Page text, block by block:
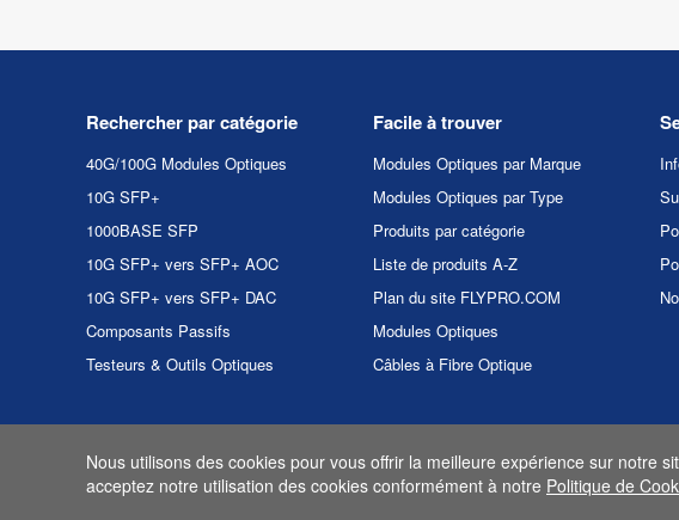
Rechercher par catégorie
40G/100G Modules Optiques
10G SFP+
1000BASE SFP
10G SFP+ vers SFP+ AOC
10G SFP+ vers SFP+ DAC
Composants Passifs
Testeurs & Outils Optiques
Facile à trouver
Modules Optiques par Marque
Modules Optiques par Type
Produits par catégorie
Liste de produits A-Z
Plan du site FLYPRO.COM
Modules Optiques
Câbles à Fibre Optique
Copyright et copie 2026 FLYPRO.com.
Nous utilisons des cookies pour vous offrir la meilleure expérience sur notre
acceptez notre utilisation des cookies conformément à notre Politique de